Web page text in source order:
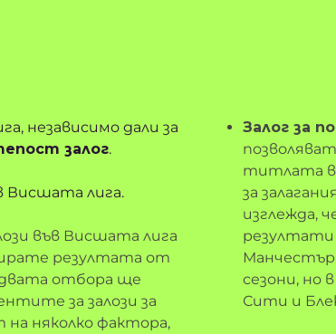
независимо дали за
залог.
Висшата лига.
във Висшата лига
резултата от
двата отбора ще
за залози за
няколко фактора,
Залог за
титлата в
за
изглежда,
резултати
сезони, но
Сити и